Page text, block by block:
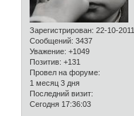
Зарегистрирован: 22-10-2011
Сообщений: 3437
Уважение: +1049
Позитив: +131
Провел на форуме:
1 месяц 3 дня
Последний визит:
Сегодня 17:36:03